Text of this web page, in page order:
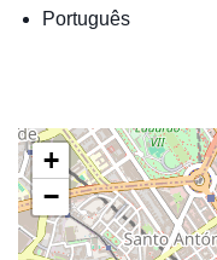
Português
+
−